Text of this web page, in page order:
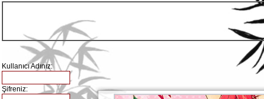
Kullanıcı Adınız:
Şifreniz: